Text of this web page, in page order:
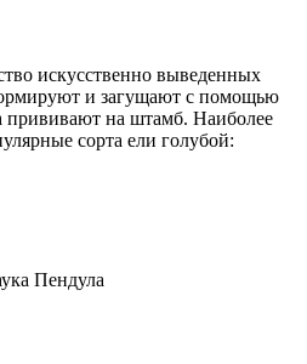
искусственно выведенных
и загущают с помощью
прививают на штамб. Наиболее
сорта ели голубой:
Пендула